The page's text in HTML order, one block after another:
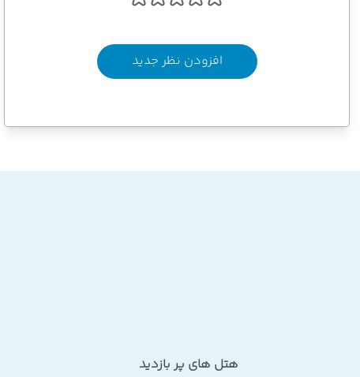
افزودن نظر جدید
هتل های پر بازدید